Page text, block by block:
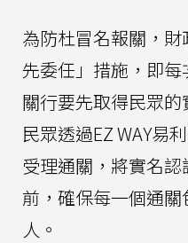
為防杜冒名報關，
先委任」措施，即
關行要先取得民眾
民眾透過EZ WAY易
受理通關，將實名
前，確保每一個通
人。